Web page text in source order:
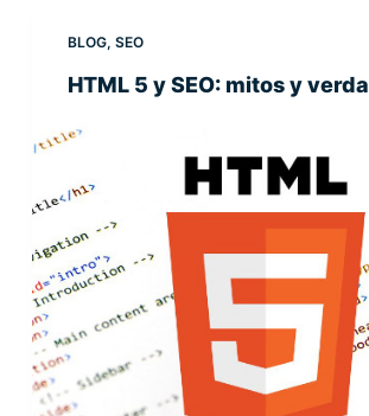
BLOG, SEO
HTML 5 y SEO: mitos y